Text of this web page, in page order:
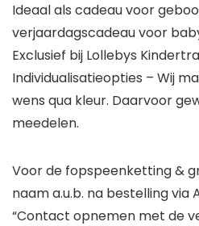
Ideaal als cadeau voor
verjaardagscadeau voor
Exclusief bij Lollebys
Individualisatieopties – Wij
wens qua kleur. Daarvoor
meedelen.
Voor de fopspeenketting &
naam a.u.b. na bestelling
“Contact opnemen met de